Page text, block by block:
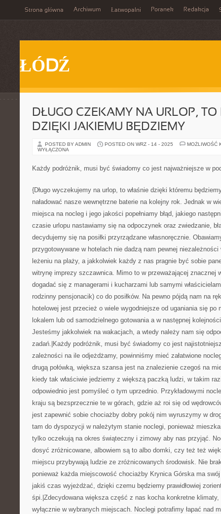
Strona główna Archiwum Łatwopalni Poranek Redakcja
ŁÓDŹ
DŁUGO CZEKAMY NA URLOP,
DZIĘKI JAKIEMU BĘDZIEMY
POSTED BY ADMIN POSTED ON WRZ - 14 - 2025
MOŻLIWOŚĆ
WYŁĄCZONA
Każdy podróżnik, musi być świadomy co jest najważniejsze w
{Długo wyczekujemy na urlop, to właśnie dzięki któremu
naładować nasze wewnętrzne baterie na kolejny rok. Jednak w
miejsca na nocleg i jego jakości popełniamy błąd, jakiego
czasie urlopu nastawiamy się na odpoczynek oraz zwiedzanie,
decydujemy się na posiłki przyrządzane własnoręcznie.
przygotowywane w hotelach nie dadzą nam pewnej
leżeniu na plaży, a jakkolwiek każdy z nas pragnie być sobie
witrynę imprezy szczawnica. Mimo to w przeważającej znacznej
dogadać się z managerami i kucharzami lub samymi
rodzinny pensjonacik) co do posiłków. Na pewno pójdą nam na
hotelowej jest przecież o wiele wygodniejsze od uganiania się po
lokalem lub od samodzielnego gotowania a w następnej
Jesteśmy jakkolwiek na wakacjach, a wtedy należy nam się
zadań.|Każdy podróżnik, musi być świadomy co jest
zależności na ile odjeżdżamy, powinniśmy mieć załatwione
drugą połówką, większa szansa jest na znalezienie czegoś na
kiedy tak właściwie jedziemy z większą paczką ludzi, w takim
odpowiednio jest pomyśleć o tym uprzednio. Przykładowymi
kraju są bezsprzecznie te w górach, gdzie aż roi się od
jest zapewnić sobie chociażby dobry pokój nim wyruszymy w
tam do dyspozycji w należytym stanie noclegi, ponieważ
tylko oczekują na okres świąteczny i zimowy aby nas przyjąć.
dosyć zróżnicowane, albowiem są to albo domki, czy też też
miejscu przybywają ludzie ze zróżnicowanych środowisk. Nie
ponieważ każda miejscowość chociażby Krynica Górska ma
jakiś czas wyjeżdżać, dzięki czemu będziemy prawidłowiej
śpi.|Zdecydowana większa część z nas kocha konkretne
wyłącznie w wybranych miejscach. Noclegi potrafimy łapać nad